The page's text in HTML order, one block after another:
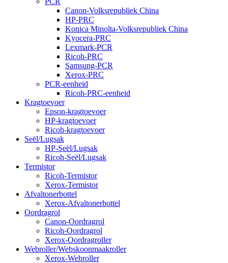
Canon-Volksrepubliek China
HP-PRC
Konica Minolta-Volksrepubliek China
Kyocera-PRC
Lexmark-PCR
Ricoh-PRC
Samsung-PCR
Xerox-PRC
PCR-eenheid
Ricoh-PRC-eenheid
Kragtoevoer
Epson-kragtoevoer
HP-kragtoevoer
Ricoh-kragtoevoer
Seël/Lugsak
HP-Seël/Lugsak
Ricoh-Seël/Lugsak
Termistor
Ricoh-Termistor
Xerox-Termistor
Afvaltonerbottel
Xerox-Afvaltonerbottel
Oordragrol
Canon-Oordragrol
Ricoh-Oordragrol
Xerox-Oordragroller
Webroller/Webskoonmaakroller
Xerox-Webroller